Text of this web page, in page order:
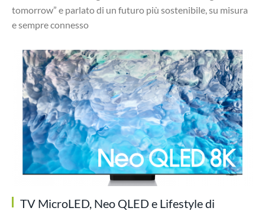
tomorrow” e parlato di un futuro più sostenibile, su misura
e sempre connesso
TV MicroLED, Neo QLED e Lifestyle di